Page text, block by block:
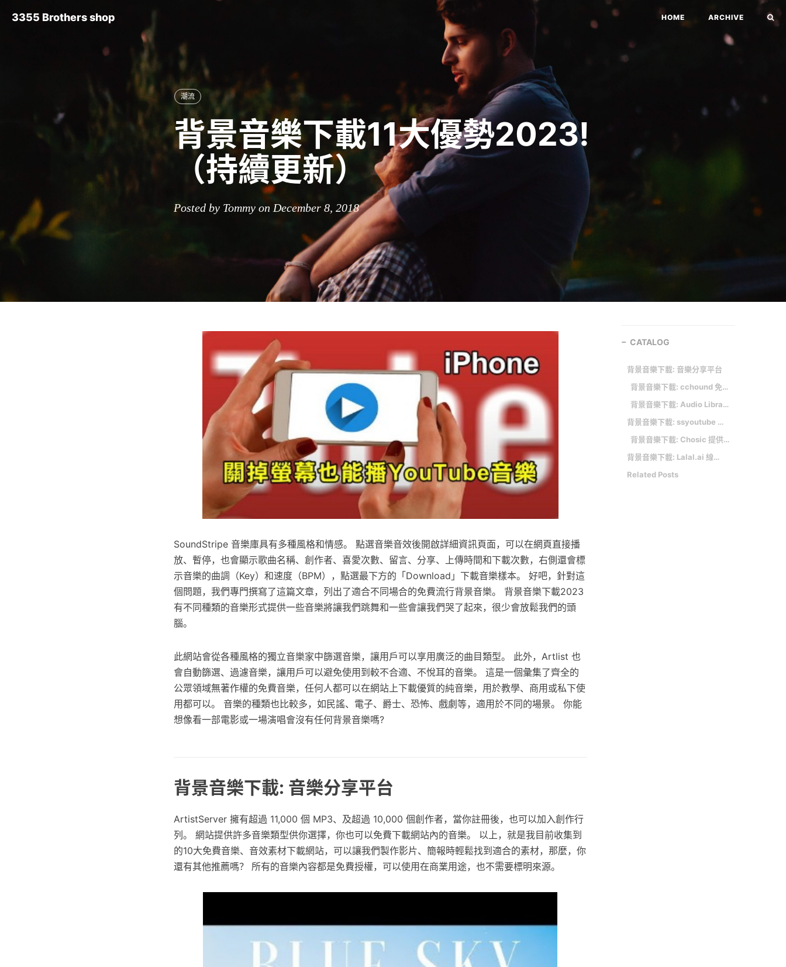
3355 Brothers shop HOME ARCHIVE
潮流
背景音樂下載11大優勢2023!
（持續更新）
Posted by Tommy on December 8, 2018
SoundStripe 音樂庫具有多種風格和情感。 點選音樂音效後開啟詳細資訊頁面，可以在網頁直接播
放、暫停，也會顯示歌曲名稱、創作者、喜愛次數、留言、分享、上傳時間和下載次數，右側還會標
示音樂的曲調（Key）和速度（BPM），點選最下方的「Download」下載音樂樣本。 好吧，針對這
個問題，我們專門撰寫了這篇文章，列出了適合不同場合的免費流行背景音樂。 背景音樂下載2023
有不同種類的音樂形式提供一些音樂將讓我們跳舞和一些會讓我們哭了起來，很少會放鬆我們的頭
腦。
此網站會從各種風格的獨立音樂家中篩選音樂，讓用戶可以享用廣泛的曲目類型。 此外，Artlist 也
會自動篩選、過濾音樂，讓用戶可以避免使用到較不合適、不悅耳的音樂。 這是一個彙集了齊全的
公眾領域無著作權的免費音樂，任何人都可以在網站上下載優質的純音樂，用於教學、商用或私下使
用都可以。 音樂的種類也比較多，如民謠、電子、爵士、恐怖、戲劇等，適用於不同的場景。 你能
想像看一部電影或一場演唱會沒有任何背景音樂嗎?
背景音樂下載: 音樂分享平台
ArtistServer 擁有超過 11,000 個 MP3、及超過 10,000 個創作者，當你註冊後，也可以加入創作行
列。 網站提供許多音樂類型供你選擇，你也可以免費下載網站內的音樂。 以上，就是我目前收集到
的10大免費音樂、音效素材下載網站，可以讓我們製作影片、簡報時輕鬆找到適合的素材，那麼，你
還有其他推薦嗎？ 所有的音樂內容都是免費授權，可以使用在商業用途，也不需要標明來源。
CATALOG
背景音樂下載: 音樂分享平台
背景音樂下載: cchound 免費音樂素材庫，個人/商業使用 100% 免費 相關文章
背景音樂下載: Audio Library 音樂庫
背景音樂下載: ssyoutube 一款免費又快速的 YouTube MP4 下載器，讓您隨時觀看喜愛的影片！
背景音樂下載: Chosic 提供上千首免費背景音樂，可用於 YouTube 影片、商業用途
背景音樂下載: Lalal.ai 線上去人聲免軟體，使用 AI 自動分離音樂人聲和背景音樂伴奏
Related Posts